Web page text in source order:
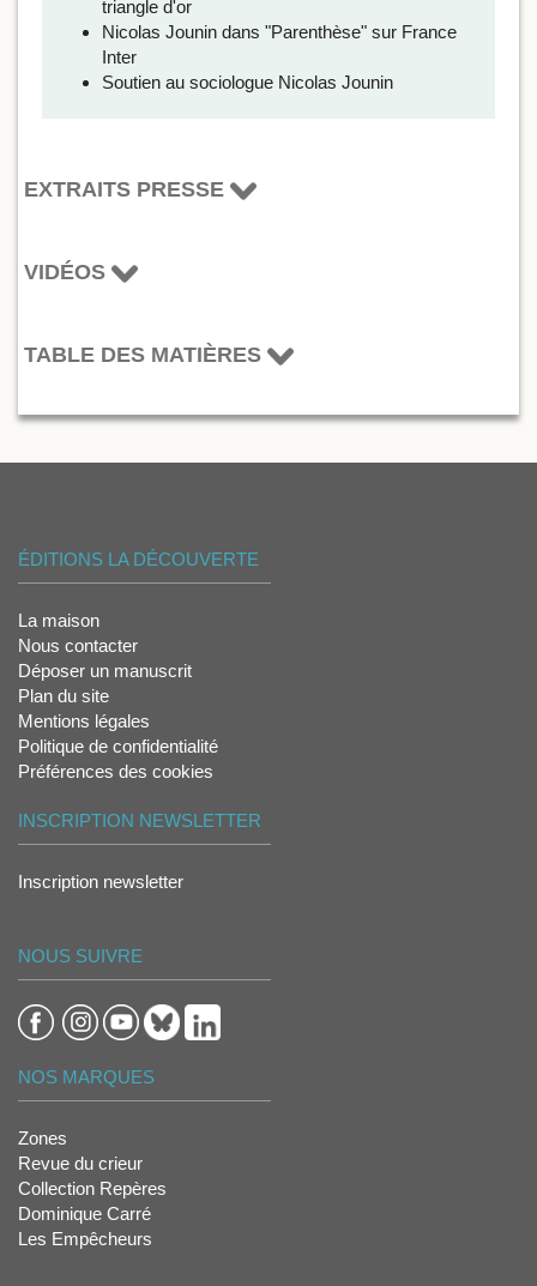
triangle d'or
Nicolas Jounin dans "Parenthèse" sur France
Inter
Soutien au sociologue Nicolas Jounin
EXTRAITS PRESSE
VIDÉOS
TABLE DES MATIÈRES
ÉDITIONS LA DÉCOUVERTE
La maison
Nous contacter
Déposer un manuscrit
Plan du site
Mentions légales
Politique de confidentialité
Préférences des cookies
INSCRIPTION NEWSLETTER
Inscription newsletter
NOUS SUIVRE
NOS MARQUES
Zones
Revue du crieur
Collection Repères
Dominique Carré
Les Empêcheurs